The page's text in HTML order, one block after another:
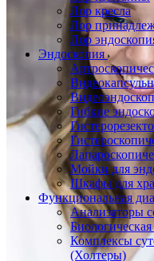
Лор кресла
Лор
Лор
Эндоскопия
Гибкие
Мойки для
Шкафы для
Функциональная
Анализаторы
Комплексы
(Холтеры)